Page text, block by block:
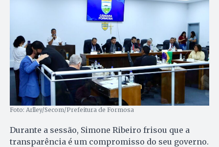
Foto: Arlley/Secom/Prefeitura de Formosa
Durante a sessão, Simone Ribeiro frisou que a
transparência é um compromisso do seu governo.